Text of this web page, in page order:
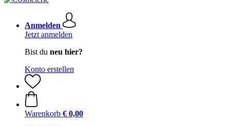
Anmelden
Jetzt anmelden
Bist du neu hier?
Konto erstellen
Warenkorb € 0,00